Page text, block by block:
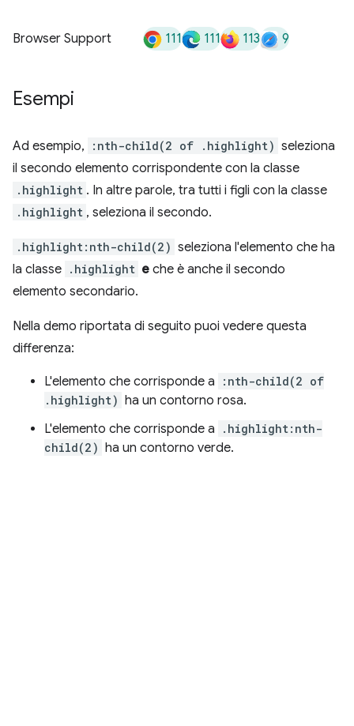
Browser Support 111 111 113 9
Esempi
Ad esempio, :nth-child(2 of .highlight) seleziona
il secondo elemento corrispondente con la classe
.highlight . In altre parole, tra tutti i figli con la classe
.highlight , seleziona il secondo.
.highlight:nth-child(2) seleziona l'elemento che ha
la classe .highlight e che è anche il secondo
elemento secondario.
Nella demo riportata di seguito puoi vedere questa
differenza:
L'elemento che corrisponde a
:nth-child(2 of
.highlight) ha un contorno rosa.
L'elemento che corrisponde a
.highlight:nth-
child(2) ha un contorno verde.